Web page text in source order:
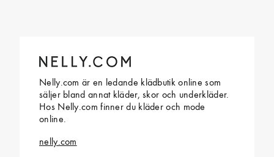
Nelly.com är en ledande klädbutik online som
säljer bland annat kläder, skor och underkläder.
Hos Nelly.com finner du kläder och mode
online.
nelly.com